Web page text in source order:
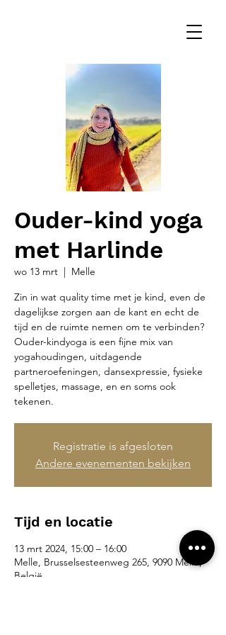
Ouder-kind yoga
met Harlinde
wo 13 mrt
  |
Melle
Zin in wat quality time met je kind, even de
dagelijkse zorgen aan de kant en echt de
tijd en de ruimte nemen om te verbinden?
Ouder-kindyoga is een fijne mix van
yogahoudingen, uitdagende
partneroefeningen, dansexpressie, fysieke
spelletjes, massage, en en soms ook
tekenen.
Registratie is afgesloten
Andere evenementen bekijken
Tijd en locatie
13 mrt 2024, 15:00 – 16:00
Melle, Brusselsesteenweg 265, 9090 Melle,
België